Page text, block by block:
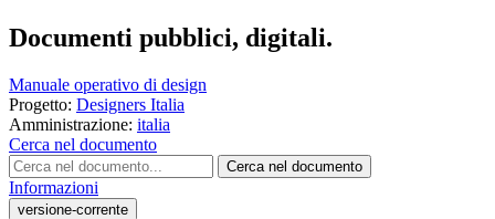
Documenti pubblici, digitali.
Manuale operativo di design
Progetto: Designers Italia
Amministrazione: italia
Cerca nel documento
Cerca nel documento
Informazioni
versione-corrente